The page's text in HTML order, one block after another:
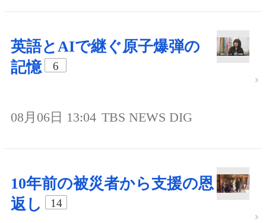
英語とAIで継ぐ原子爆弾の
記憶
6
08月06日 13:04 TBS NEWS DIG
10年前の被災者から支援の恩
返し
14